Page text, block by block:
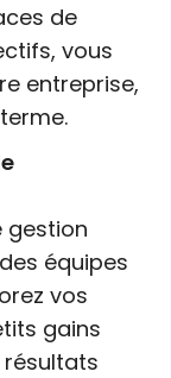
de
vous
entreprise,
gestion
équipes
vos
gains
résultats